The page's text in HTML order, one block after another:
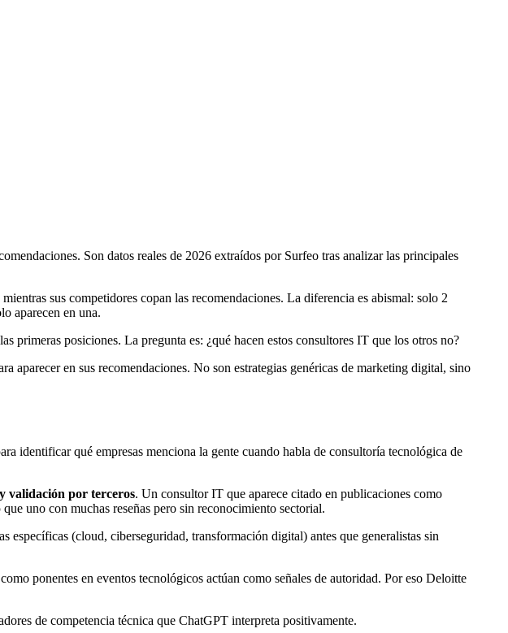
Son datos reales de 2026 extraídos por Surfeo tras analizar las principales
sus competidores copan las recomendaciones. La diferencia es abismal: solo 2
aparecen en una.
posiciones. La pregunta es: ¿qué hacen estos consultores IT que los otros no?
aparecer en sus recomendaciones. No son estrategias genéricas de marketing digital, sino
identificar qué empresas menciona la gente cuando habla de consultoría tecnológica de
validación por terceros. Un consultor IT que aparece citado en publicaciones como
uno con muchas reseñas pero sin reconocimiento sectorial.
(cloud, ciberseguridad, transformación digital) antes que generalistas sin
ponentes en eventos tecnológicos actúan como señales de autoridad. Por eso Deloitte
de competencia técnica que ChatGPT interpreta positivamente.